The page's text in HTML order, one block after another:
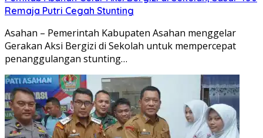
Remaja Putri Cegah Stunting
Asahan – Pemerintah Kabupaten Asahan menggelar
Gerakan Aksi Bergizi di Sekolah untuk mempercepat
penanggulangan stunting…